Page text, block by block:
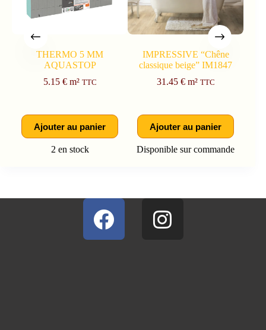
THERMO 5 MM
AQUASTOP
5.15 €m² TTC
Ajouter au panier
2 en stock
IMPRESSIVE “Chêne
classique beige” IM1847
31.45 €m² TTC
Ajouter au panier
Disponible sur commande